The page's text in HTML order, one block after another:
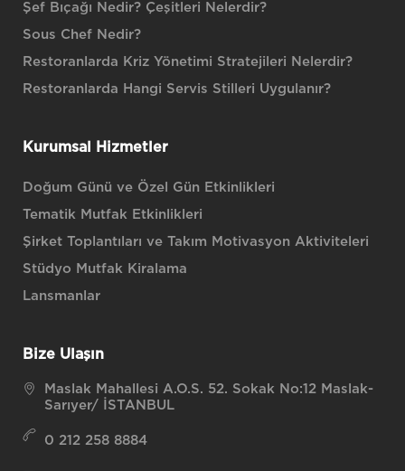
Şef Bıçağı Nedir? Çeşitleri Nelerdir?
Sous Chef Nedir?
Restoranlarda Kriz Yönetimi Stratejileri Nelerdir?
Restoranlarda Hangi Servis Stilleri Uygulanır?
Kurumsal Hizmetler
Doğum Günü ve Özel Gün Etkinlikleri
Tematik Mutfak Etkinlikleri
Şirket Toplantıları ve Takım Motivasyon Aktiviteleri
Stüdyo Mutfak Kiralama
Lansmanlar
Bize Ulaşın
Maslak Mahallesi A.O.S. 52. Sokak No:12 Maslak-
Sarıyer/ İSTANBUL
0 212 258 8884